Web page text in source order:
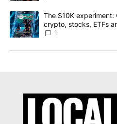
A trending article titled "The
The $10K experiment:
crypto, stocks, ETFs
8
1